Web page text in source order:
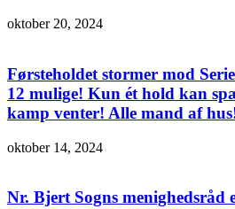
oktober 20, 2024
Førsteholdet stormer mod
12 mulige! Kun ét hold kan
kamp venter! Alle mand af
oktober 14, 2024
Nr. Bjert Sogns menighedsråd